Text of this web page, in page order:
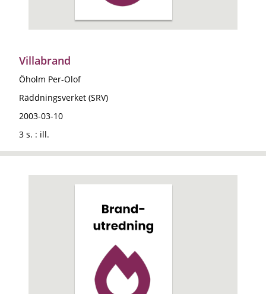
Villabrand
Öholm Per-Olof
Räddningsverket (SRV)
2003-03-10
3 s. : ill.